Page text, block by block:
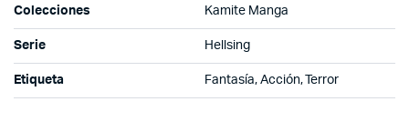
Colecciones Kamite Manga
Serie Hellsing
Etiqueta Fantasía, Acción, Terror